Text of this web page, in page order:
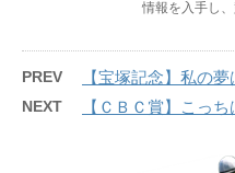
情報を入手し
PREV 【宝塚記念】私の
NEXT 【ＣＢＣ賞】こっ